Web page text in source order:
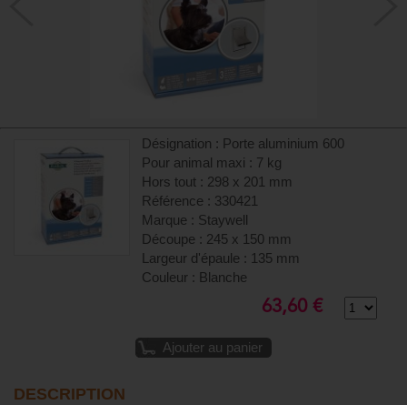
Désignation : Porte aluminium 600
Pour animal maxi : 7 kg
Hors tout : 298 x 201 mm
Référence : 330421
Marque : Staywell
Découpe : 245 x 150 mm
Largeur d'épaule : 135 mm
Couleur : Blanche
63,60 €
Ajouter au panier
DESCRIPTION